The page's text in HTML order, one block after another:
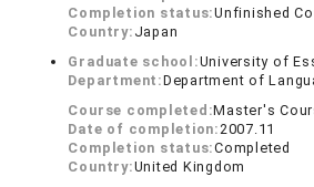
Completion status:Unfinished
Country: Japan
Graduate school:University of
Department:Department of
Course completed:Master's
Date of completion:2007.11
Completion status:Completed
Country:United Kingdom